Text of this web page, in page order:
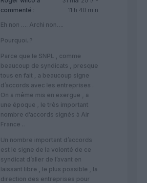
commenté :
11 h 40 min
Eh non …. Archi non….
Pourquoi..?
Parce que le SNPL , comme
beaucoup de syndicats , presque
tous en fait , a beaucoup signe
d’accords avec les entreprises .
On a même mis en exergue , a
une époque , le très important
nombre d’accords signés à Air
France ..
Un nombre important d’accords
est le signe de la volonté de ce
syndicat d’aller de l’avant en
laissant libre , le plus possible , la
direction des entreprises pour